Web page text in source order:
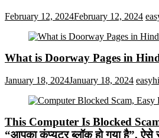
February 12, 2024February 12, 2024
What is Doorway Pages in
January 18, 2024January 18, 2024
This Computer Is Blocked Scam:
“आपका कंप्यूटर ब्लॉक हो गया है”,